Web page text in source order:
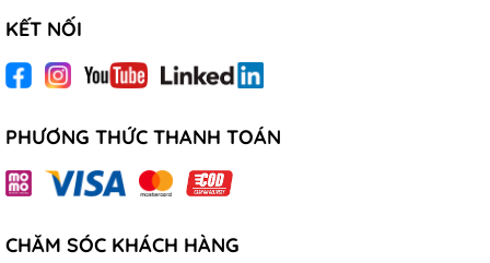
KẾT NỐI
PHƯƠNG THỨC THANH TOÁN
CHĂM SÓC KHÁCH HÀNG